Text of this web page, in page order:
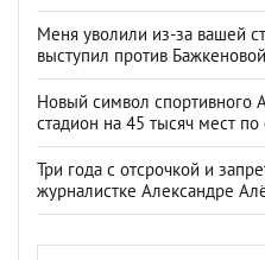
Меня уволили из-за вашей
выступил против Бажкеновой
Новый символ спортивного
стадион на 45 тысяч мест
Три года с отсрочкой и
журналистке Александре